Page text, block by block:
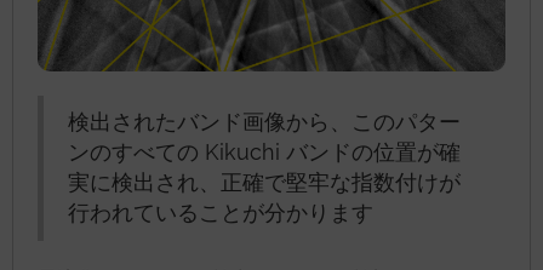
検出されたバンド画像から、このパター
ンのすべての Kikuchi バンドの位置が確
実に検出され、正確で堅牢な指数付けが
行われていることが分かります